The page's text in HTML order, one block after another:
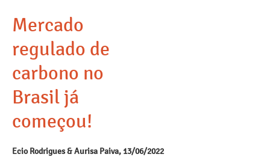
Mercado
regulado de
carbono no
Brasil já
começou!
Ecio Rodrigues & Aurisa Paiva, 13/06/2022